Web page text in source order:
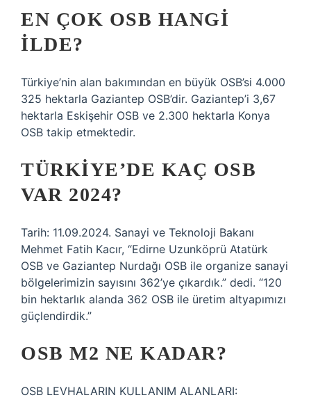
EN ÇOK OSB HANGI
ILDE?
Türkiye’nin alan bakımından en büyük OSB’si 4.000
325 hektarla Gaziantep OSB’dir. Gaziantep’i 3,67
hektarla Eskişehir OSB ve 2.300 hektarla Konya
OSB takip etmektedir.
TÜRKIYE’DE KAÇ OSB
VAR 2024?
Tarih: 11.09.2024. Sanayi ve Teknoloji Bakanı
Mehmet Fatih Kacır, “Edirne Uzunköprü Atatürk
OSB ve Gaziantep Nurdağı OSB ile organize sanayi
bölgelerimizin sayısını 362’ye çıkardık.” dedi. “120
bin hektarlık alanda 362 OSB ile üretim altyapımızı
güçlendirdik.”
OSB M2 NE KADAR?
OSB LEVHALARIN KULLANIM ALANLARI: